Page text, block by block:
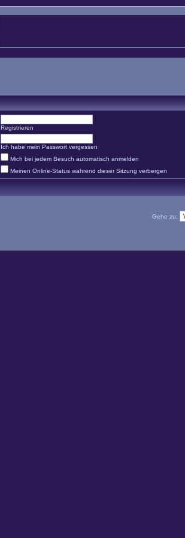
Registrieren
Ich habe mein Passwort vergessen
Mich bei jedem Besuch automatisch anmelden
Meinen Online-Status während dieser Sitzung verbergen
Gehe zu: